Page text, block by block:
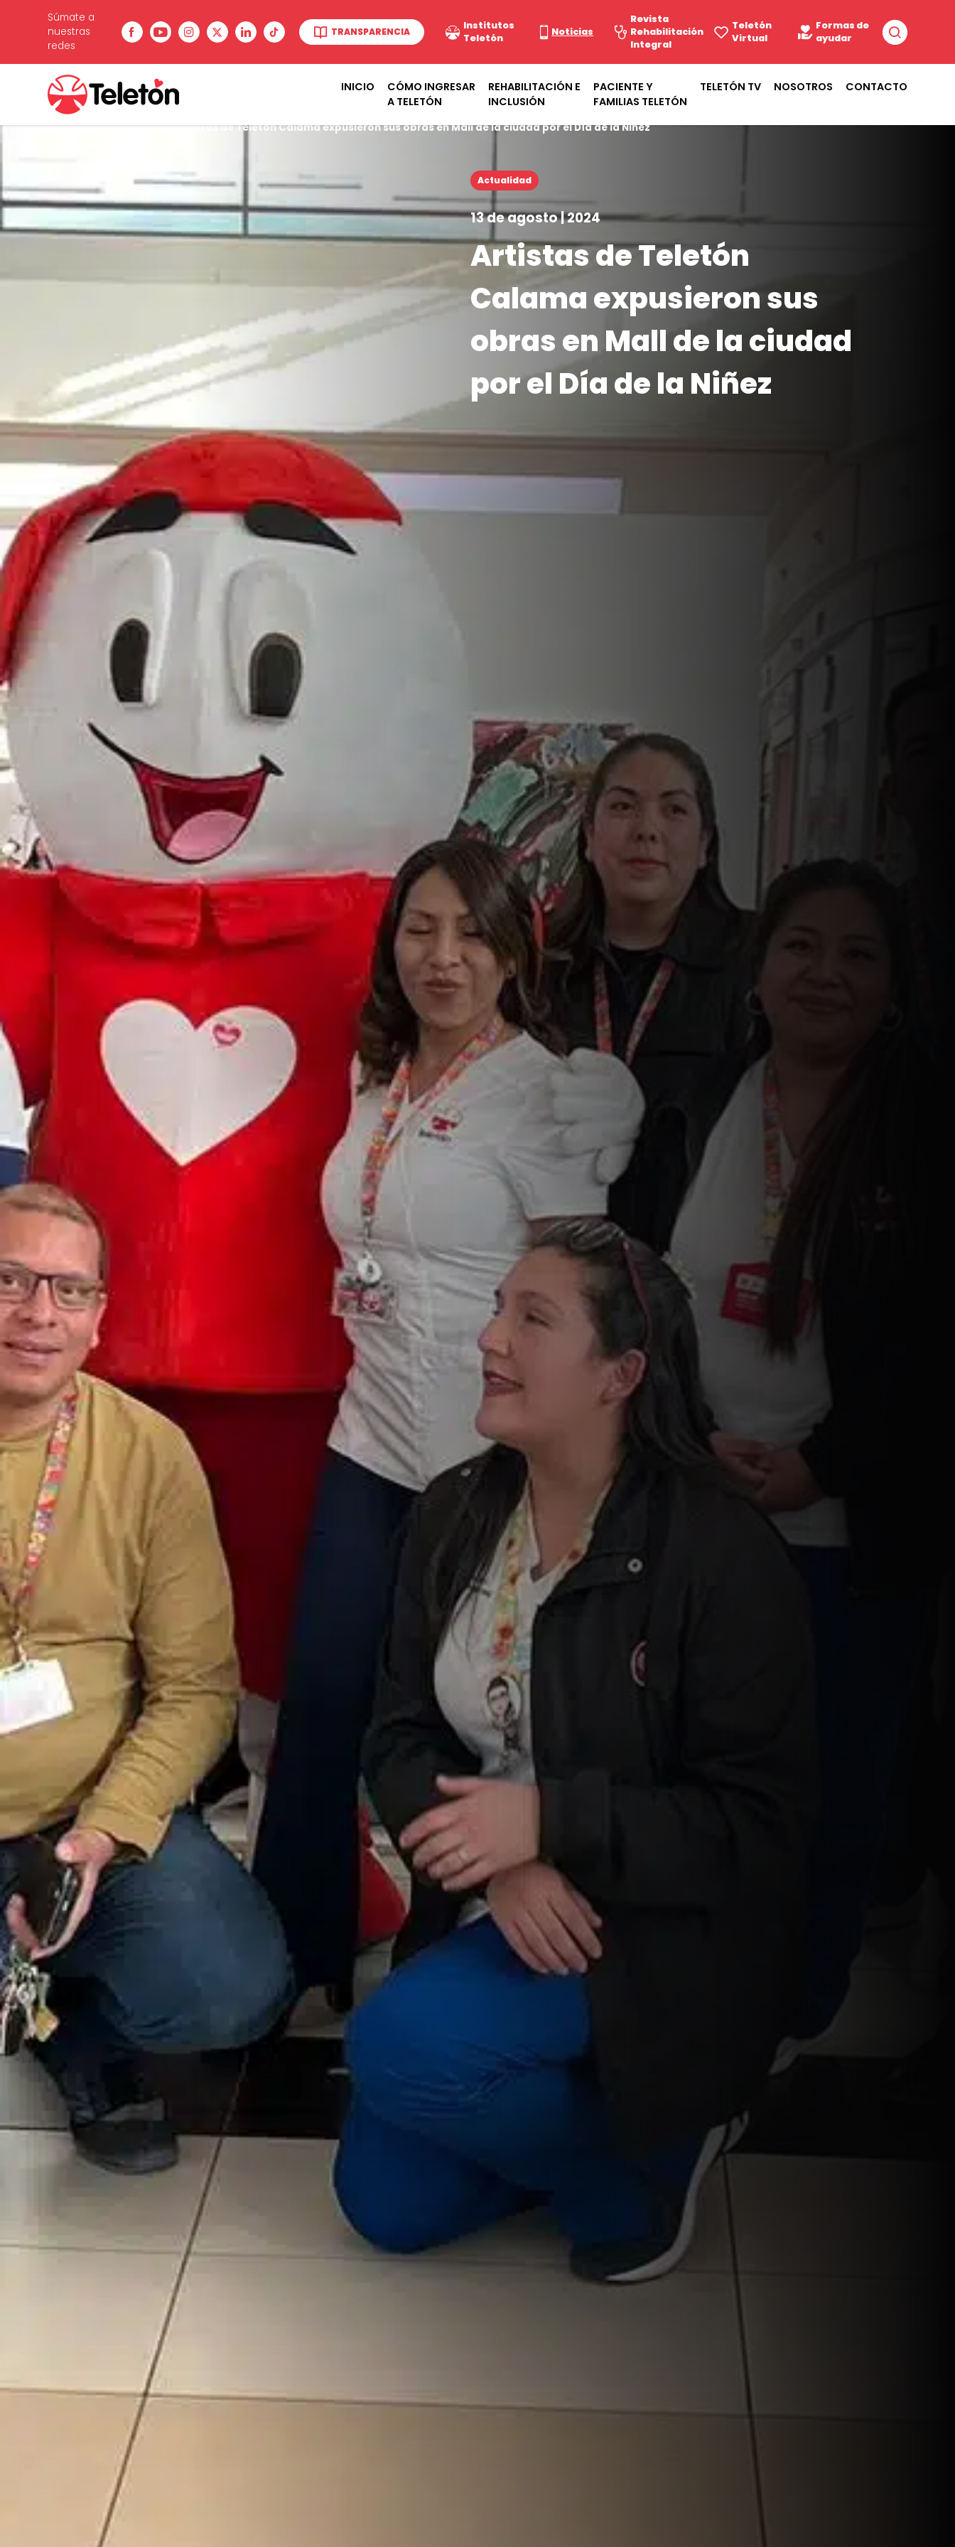
Súmate a
nuestras
redes
TRANSPARENCIA
Institutos
Teletón
Noticias
Revista
Rehabilitación
Integral
Teletón
Virtual
Formas de
ayudar
INICIO
CÓMO INGRESAR
A TELETÓN
REHABILITACIÓN E
INCLUSIÓN
PACIENTE Y
FAMILIAS TELETÓN
TELETÓN TV NOSOTROS CONTACTO
Estás en:Inicio/Noticias/Artistas de Teletón Calama expusieron sus obras en Mall de la ciudad por el Día de la Niñez
Actualidad
13 de agosto | 2024
Artistas de Teletón
Calama expusieron sus
obras en Mall de la ciudad
por el Día de la Niñez